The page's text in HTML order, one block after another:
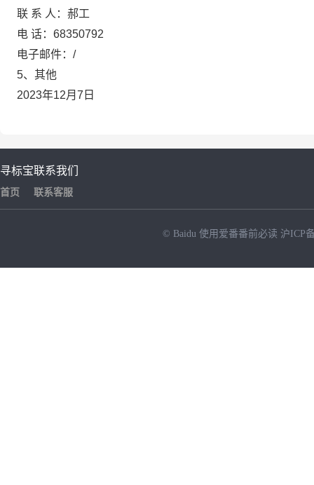
联 系 人：郝工
电 话：68350792
电子邮件：/
5、其他
2023年12月7日
寻标宝
首页
联系我们
联系客服
© Baidu 使用爱番番前必读 沪ICP